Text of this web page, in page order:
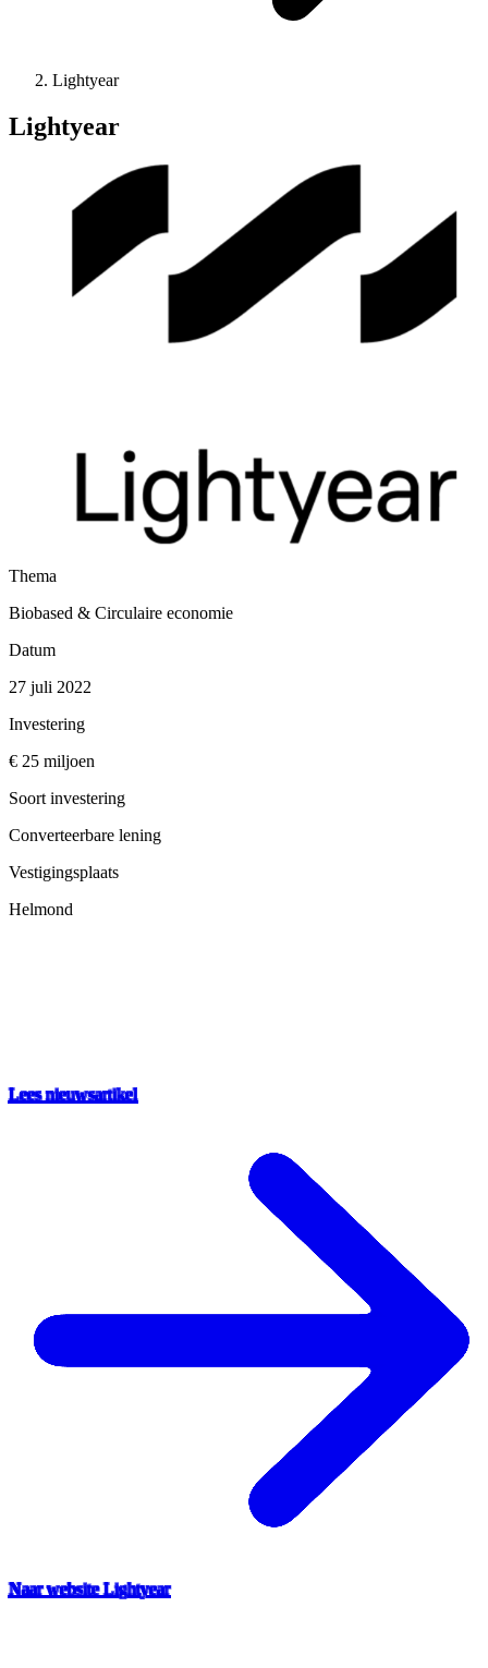
Lightyear
Lightyear
Thema
Biobased & Circulaire economie
Datum
27 juli 2022
Investering
€ 25 miljoen
Soort investering
Converteerbare lening
Vestigingsplaats
Helmond
Lees nieuwsartikel
Naar website Lightyear